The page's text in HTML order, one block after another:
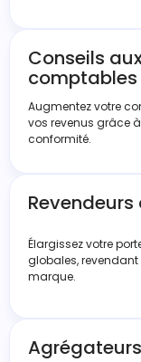
Conseils
comptables
Augmentez votre
vos revenus grâce
conformité.
Élargissez votre
globales, revendant
marque.